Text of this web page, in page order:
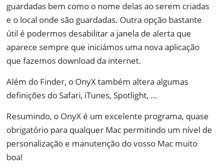
guardadas bem como o nome delas ao serem criadas
e o local onde são guardadas. Outra opção bastante
útil é podermos desabilitar a janela de alerta que
aparece sempre que iniciámos uma nova aplicação
que fazemos download da internet.
Além do Finder, o OnyX também altera algumas
definições do Safari, iTunes, Spotlight, …
Resumindo, o OnyX é um excelente programa, quase
obrigatório para qualquer Mac permitindo um nível de
personalização e manutenção do vosso Mac muito
boa!